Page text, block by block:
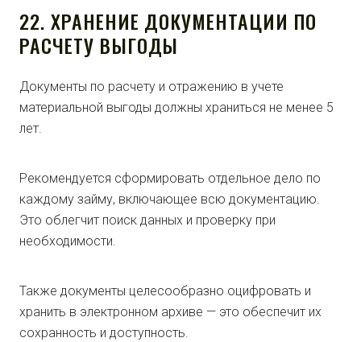
22. ХРАНЕНИЕ ДОКУМЕНТАЦИИ ПО
РАСЧЕТУ ВЫГОДЫ
Документы по расчету и отражению в учете
материальной выгоды должны храниться не менее 5
лет.
Рекомендуется сформировать отдельное дело по
каждому займу, включающее всю документацию.
Это облегчит поиск данных и проверку при
необходимости.
Также документы целесообразно оцифровать и
хранить в электронном архиве — это обеспечит их
сохранность и доступность.